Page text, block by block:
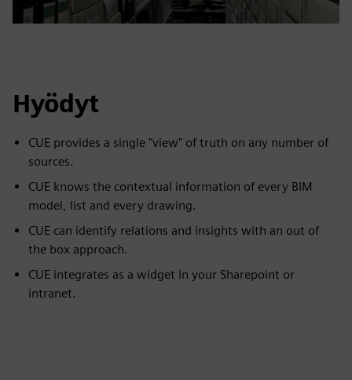
Hyödyt
CUE provides a single "view" of truth on any number of
sources.
CUE knows the contextual information of every BIM
model, list and every drawing.
CUE can identify relations and insights with an out of
the box approach.
CUE integrates as a widget in your Sharepoint or
intranet.